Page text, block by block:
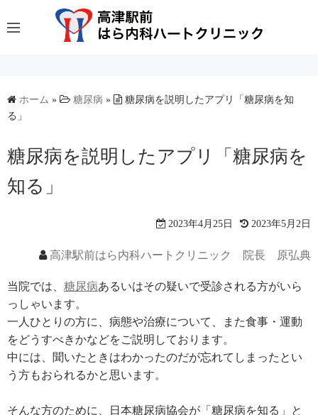
ン
へ
ス
ッ
ホーム » 糖尿病 »
糖尿病を説明したアプリ「糖尿病を知
る」
糖尿病を説明したアプリ「糖尿病を
知る」
2023年4月25日 2023年5月2日
高津駅前はら内科ハートクリニック 院長 原弘典
当院では、 糖尿病あるいはその疑いで受診される方がいら
っしゃいます。
一人ひとりの方に、病態や治療について、また食事・運動
をどうすべきかなどをご説明しております。
中には、聞いたときはわかったのだが忘れてしまったとい
う方もおられるかと思います。
そんな方のために、日本糖尿病協会が「糖尿病を知る」と